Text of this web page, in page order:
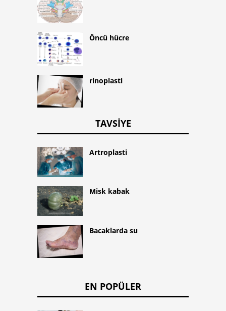
Öncü hücre
rinoplasti
TAVSIYE
Artroplasti
Misk kabak
Bacaklarda su
EN POPÜLER